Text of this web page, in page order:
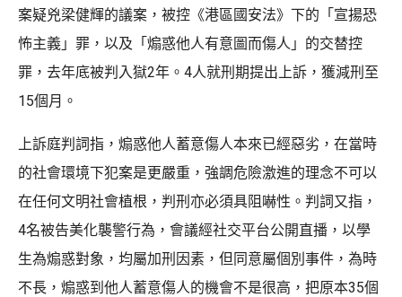
案疑兇梁健輝的議案，被控《港區國安法》下的「宣揚恐
怖主義」罪，以及「煽惑他人有意圖而傷人」的交替控
罪，去年底被判入獄2年。4人就刑期提出上訴，獲減刑至
15個月。
上訴庭判詞指，煽惑他人蓄意傷人本來已經惡劣，在當時
的社會環境下犯案是更嚴重，強調危險激進的理念不可以
在任何文明社會植根，判刑亦必須具阻嚇性。判詞又指，
4名被告美化襲警行為，會議經社交平台公開直播，以學
生為煽惑對象，均屬加刑因素，但同意屬個別事件，為時
不長，煽惑到他人蓄意傷人的機會不是很高，把原本35個